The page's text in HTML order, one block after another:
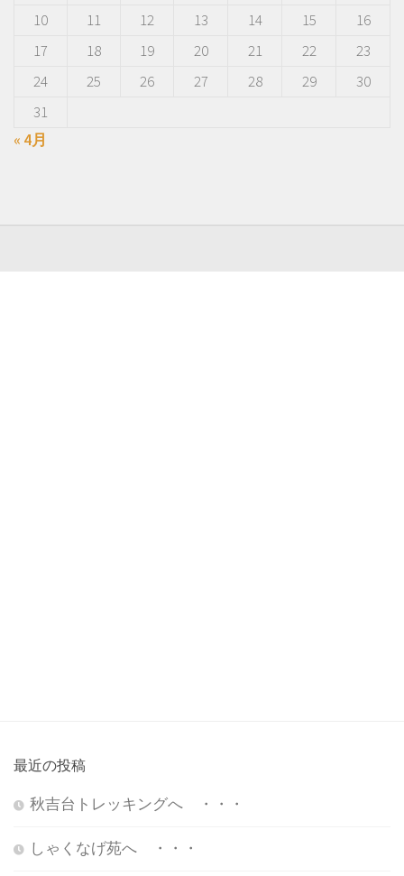
10
11 12 13 14 15
16
17
18 19 20 21 22
23
24
25 26 27 28 29
30
31
« 4月
最近の投稿
秋吉台トレッキングへ ・・・
しゃくなげ苑へ ・・・